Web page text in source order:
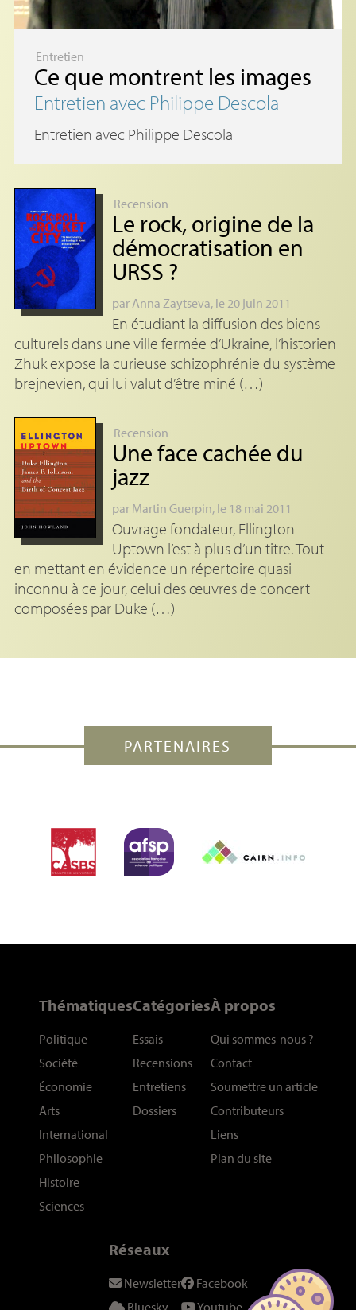
Entretien
Ce que montrent les images
Entretien avec Philippe Descola
Entretien avec Philippe Descola
Recension
Le rock, origine de la
démocratisation en
URSS ?
par Anna Zaytseva, le 20 juin 2011
En étudiant la diffusion des biens
culturels dans une ville fermée d’Ukraine, l’historien
Zhuk expose la curieuse schizophrénie du système
brejnevien, qui lui valut d’être miné (…)
Recension
Une face cachée du
jazz
par Martin Guerpin, le 18 mai 2011
Ouvrage fondateur, Ellington
Uptown l’est à plus d’un titre. Tout
en mettant en évidence un répertoire quasi
inconnu à ce jour, celui des œuvres de concert
composées par Duke (…)
PARTENAIRES
Thématiques
Politique
Société
Économie
Arts
International
Philosophie
Histoire
Sciences
Catégories
Essais
Recensions
Entretiens
Dossiers
À propos
Qui sommes-nous ?
Contact
Soumettre un article
Contributeurs
Liens
Plan du site
Réseaux
Newsletter
Bluesky
Facebook
Youtube